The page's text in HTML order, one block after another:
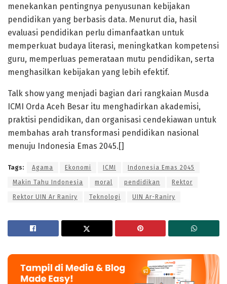
menekankan pentingnya penyusunan kebijakan
pendidikan yang berbasis data. Menurut dia, hasil
evaluasi pendidikan perlu dimanfaatkan untuk
memperkuat budaya literasi, meningkatkan kompetensi
guru, memperluas pemerataan mutu pendidikan, serta
menghasilkan kebijakan yang lebih efektif.
Talk show yang menjadi bagian dari rangkaian Musda
ICMI Orda Aceh Besar itu menghadirkan akademisi,
praktisi pendidikan, dan organisasi cendekiawan untuk
membahas arah transformasi pendidikan nasional
menuju Indonesia Emas 2045.[]
Tags: Agama Ekonomi ICMI Indonesia Emas 2045
Makin Tahu Indonesia moral pendidikan Rektor
Rektor UIN Ar Raniry Teknologi UIN Ar-Raniry